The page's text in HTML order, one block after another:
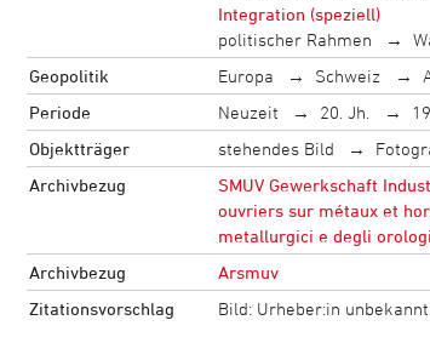
Integration (speziell)
politischer Rahmen
Geopolitik
Europa Schweiz
Periode
Neuzeit 20. Jh.
Objektträger
stehendes Bild
Archivbezug
SMUV Gewerkschaft
ouvriers sur métaux et
metallurgici e degli
Archivbezug
Arsmuv
Zitationsvorschlag
Bild: Urheber:in